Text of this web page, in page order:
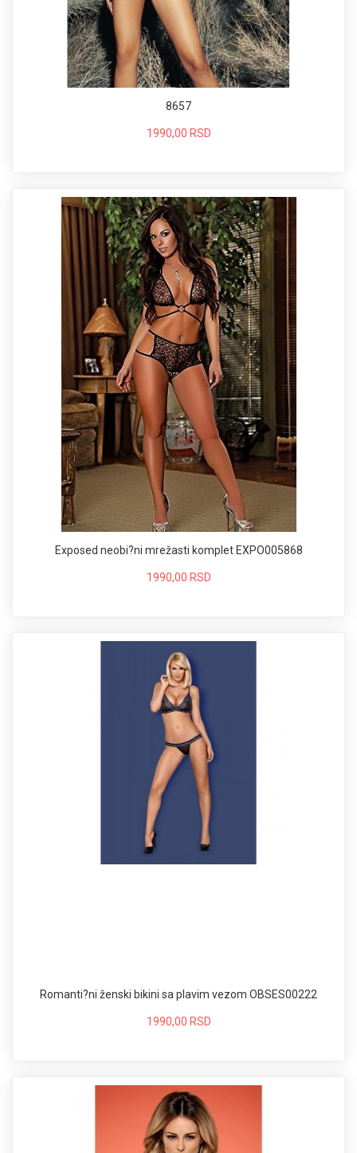
8657
1990,00 RSD
Exposed neobi?ni mrežasti komplet EXPO005868
1990,00 RSD
Romanti?ni ženski bikini sa plavim vezom OBSES00222
1990,00 RSD